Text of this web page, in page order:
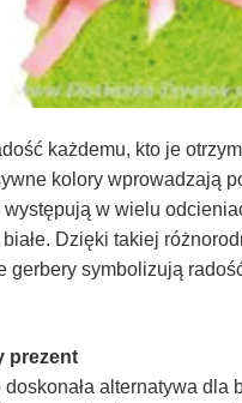
każdemu, kto je
kolory wprowadzają
w wielu
Dzięki takiej
gerbery symbolizują
prezent
alternatywa